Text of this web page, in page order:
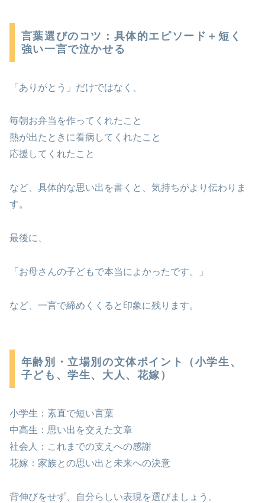
言葉選びのコツ：具体的エピソード＋短く
強い一言で泣かせる
「ありがとう」だけではなく、
毎朝お弁当を作ってくれたこと
熱が出たときに看病してくれたこと
応援してくれたこと
など、具体的な思い出を書くと、気持ちがより伝わりま
す。
最後に、
「お母さんの子どもで本当によかったです。」
など、一言で締めくくると印象に残ります。
年齢別・立場別の文体ポイント（小学生、
子ども、学生、大人、花嫁）
小学生：素直で短い言葉
中高生：思い出を交えた文章
社会人：これまでの支えへの感謝
花嫁：家族との思い出と未来への決意
背伸びをせず、自分らしい表現を選びましょう。